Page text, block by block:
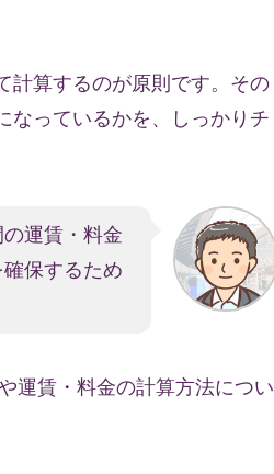
計算するのが原則です。その
なっているかを、しっかりチ
運賃・料金
保するため
運賃・料金の計算方法につい